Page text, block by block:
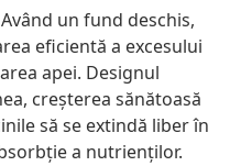
un fund deschis,
eficientă a excesului
apei. Designul
creșterea sănătoasă
să se extindă liber în
a nutrienților.